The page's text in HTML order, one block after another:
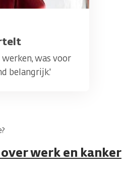
was voor
belangrijk.'
werk en kanker